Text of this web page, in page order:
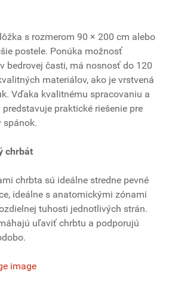
s rozmerom 90 × 200 cm alebo
postele. Ponúka možnosť
bedrovej časti, má nosnosť do 120
materiálov, ako je vrstvená
Vďaka kvalitnému spracovaniu a
praktické riešenie pre
spánok.
chrbát
chrbta sú ideálne stredne pevné
ideálne s anatomickými zónami
tuhosti jednotlivých strán.
uľaviť chrbtu a podporujú